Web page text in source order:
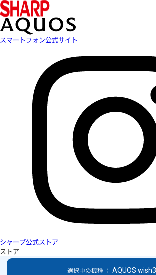
スマートフォン公式サイト
シャープ公式ストア
ストア
選択中の機種 ： AQUOS wish3